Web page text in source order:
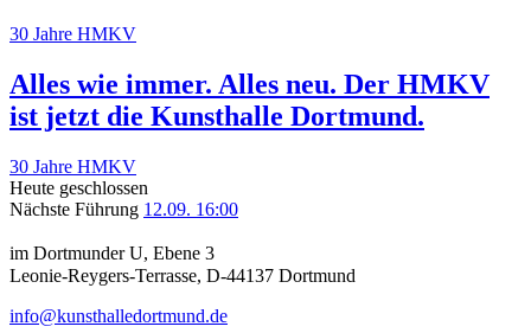
30 Jahre HMKV
Alles wie immer. Alles neu. Der HMKV
ist jetzt die Kunsthalle Dortmund.
30 Jahre HMKV
Heute geschlossen
Nächste Führung 12.09. 16:00
im Dortmunder U, Ebene 3
Leonie-Reygers-Terrasse, D-44137 Dortmund
info@kunsthalledortmund.de